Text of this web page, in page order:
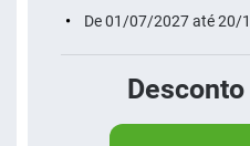
De 01/07/2027 até 20/
Desconto